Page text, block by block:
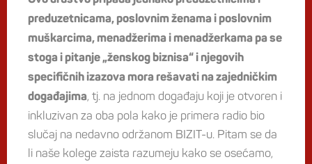
preduzetnicama, poslovnim ženama i poslovnim
muškarcima, menadžerima i menadžerkama pa se
stoga i pitanje „ženskog biznisa“ i njegovih
specifičnih izazova mora rešavati na zajedničkim
događajima, tj. na jednom događaju koji je otvoren i
inkluzivan za oba pola kako je primera radio bio
slučaj na nedavno održanom BIZIT-u. Pitam se da
li naše kolege zaista razumeju kako se osećamo,